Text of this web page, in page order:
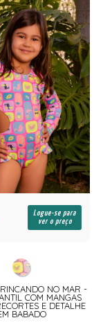
Logue-se para
ver o preço
NO MAR -
COM MANGAS
E DETALHE
BABADO